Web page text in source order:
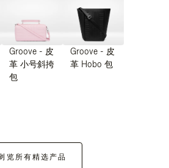
Groove - 皮
革 小号斜挎
包
Groove - 皮
革 Hobo 包
览所有精选产品